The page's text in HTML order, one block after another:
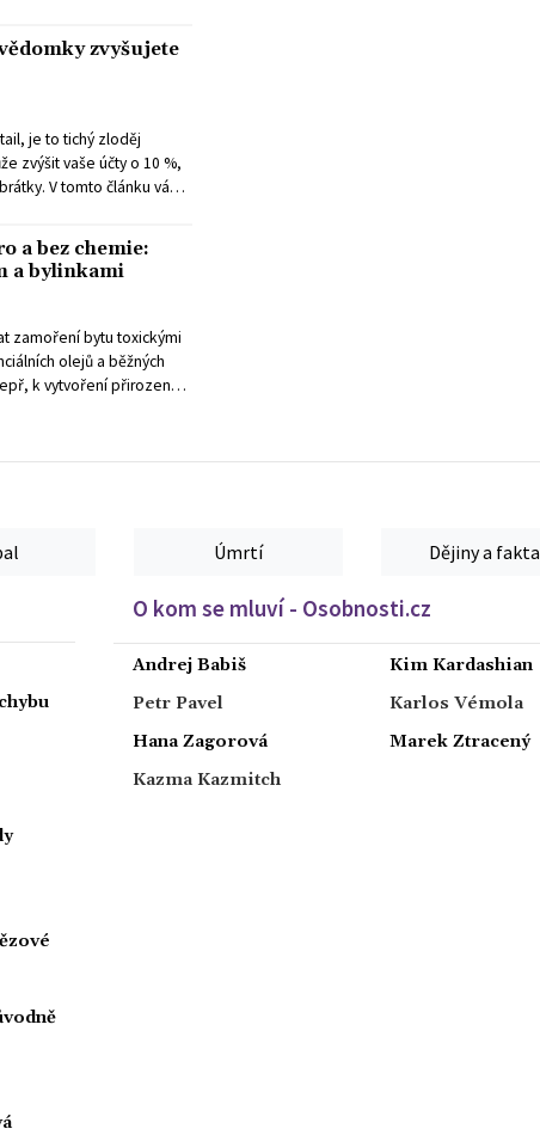
zvyšujete
je to tichý zloděj
zvýšit vaše účty o 10 %,
V tomto článku vám
a ušetřit.
a bez chemie:
a bylinkami
zamoření bytu toxickými
olejů a běžných
k vytvoření přirozené
Úmrtí Dějiny a fakta
O kom se mluví - Osobnosti.cz
Andrej Babiš
Petr Pavel
Hana Zagorová
Kazma Kazmitch
Kim Kardashian
Karlos Vémola
Marek Ztracený